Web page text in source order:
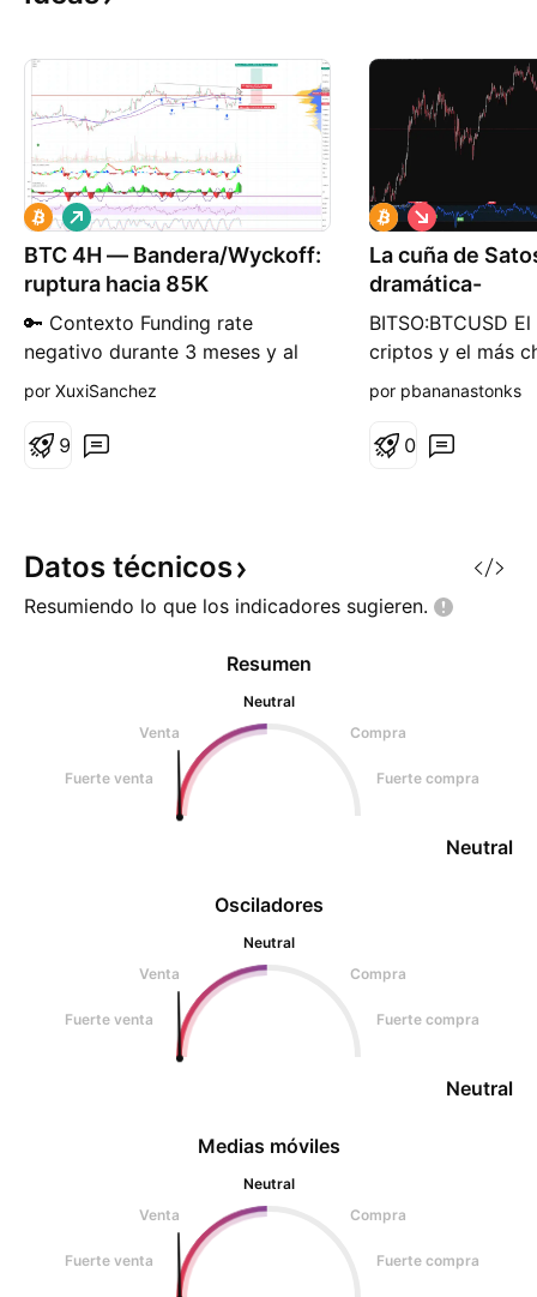
BTC 4H — Bandera/Wyckoff:
ruptura hacia 85K
🔑 Contexto Funding rate
negativo durante 3 meses y al
cycle low de 4H aún le quedan
negativo son muy buenas
sube. Dirección clara mientras no
se rompa la estructura. 🧩
Estructur
L
a
r
g
o
por XuxiSanchez
9
La cuña de
dramática-
BITSO:BTCUSD
criptos y el más
activos, esta
una cuña bajista,
una zona donde
soporte
C
o
r
o
por pbananastonks
0
Datos técnicos
Resumiendo lo que los indicadores sugieren.
Osciladores
Neutral
Venta
Compra
Fuerte venta Fuerte compra
Neutral
Resumen
Neutral
Venta
Compra
Fuerte venta Fuerte compra
Neutral
Medias móviles
Neutral
Venta
Compra
Fuerte venta Fuerte compra